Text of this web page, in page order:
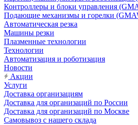
Контроллеры и блоки управления
Подающие механизмы и горелки
Автоматическая резка
Машины резки
Плазменные технологии
Технологии
Автоматизация и роботизация
Новости
Акции
Услуги
Доставка организациям
Доставка для организаций по России
Доставка для организаций по Москве
Самовывоз с нашего склада